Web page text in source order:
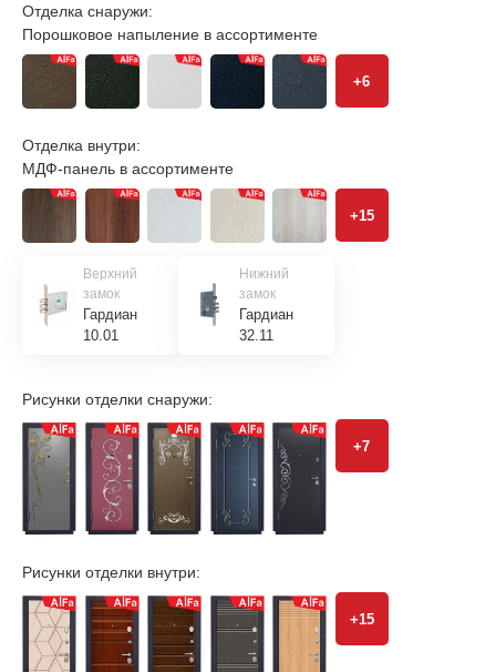
Отделка снаружи:
Порошковое напыление в ассортименте
+6
Отделка внутри:
МДФ-панель в ассортименте
+15
Верхний
замок
Гардиан
10.01
Нижний
замок
Гардиан
32.11
Рисунки отделки снаружи:
+7
Рисунки отделки внутри:
+15